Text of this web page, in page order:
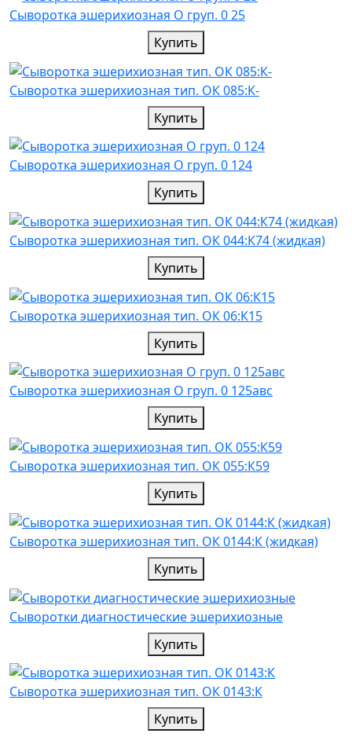
Cыворотка эшерихиозная О груп. 0 25
Купить
Cыворотка эшерихиозная тип. ОК 085:К-
Купить
Cыворотка эшерихиозная О груп. 0 124
Купить
Cыворотка эшерихиозная тип. ОК 044:К74 (жидкая)
Купить
Cыворотка эшерихиозная тип. ОК 06:К15
Купить
Cыворотка эшерихиозная О груп. 0 125авс
Купить
Cыворотка эшерихиозная тип. ОК 055:К59
Купить
Cыворотка эшерихиозная тип. ОК 0144:К (жидкая)
Купить
Сыворотки диагностические эшерихиозные
Купить
Cыворотка эшерихиозная тип. ОК 0143:К
Купить